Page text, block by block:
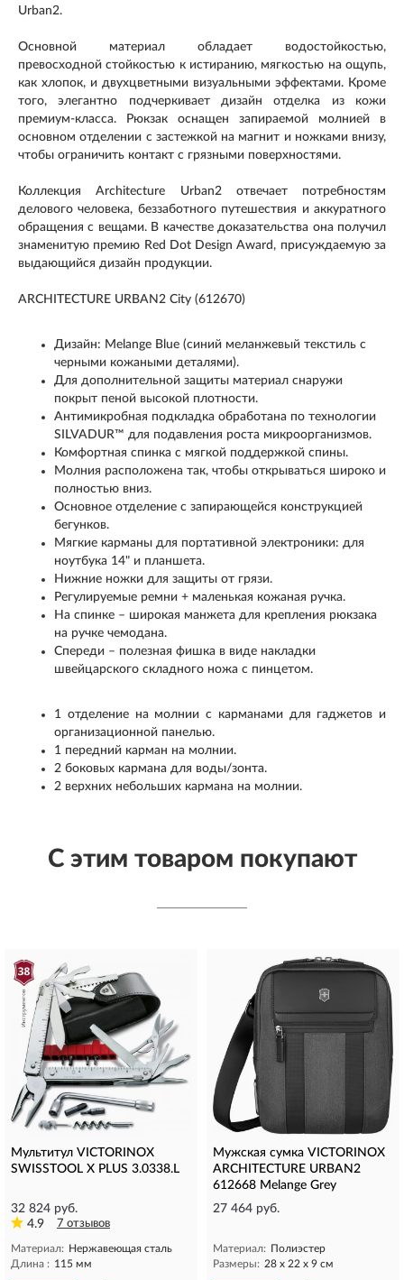
Urban2.
Основной материал обладает водостойкостью,
превосходной стойкостью к истиранию, мягкостью на ощупь,
как хлопок, и двухцветными визуальными эффектами. Кроме
того, элегантно подчеркивает дизайн отделка из кожи
премиум-класса. Рюкзак оснащен запираемой молнией в
основном отделении с застежкой на магнит и ножками внизу,
чтобы ограничить контакт с грязными поверхностями.
Коллекция Architecture Urban2 отвечает потребностям
делового человека, беззаботного путешествия и аккуратного
обращения с вещами. В качестве доказательства она получил
знаменитую премию Red Dot Design Award, присуждаемую за
выдающийся дизайн продукции.
ARCHITECTURE URBAN2 City (612670)
Дизайн: Melange Blue (синий меланжевый текстиль с
черными кожаными деталями).
Для дополнительной защиты материал снаружи
покрыт пеной высокой плотности.
Антимикробная подкладка обработана по технологии
SILVADUR™ для подавления роста микроорганизмов.
Комфортная спинка с мягкой поддержкой спины.
Молния расположена так, чтобы открываться широко и
полностью вниз.
Основное отделение с запирающейся конструкцией
бегунков.
Мягкие карманы для портативной электроники: для
ноутбука 14" и планшета.
Нижние ножки для защиты от грязи.
Регулируемые ремни + маленькая кожаная ручка.
На спинке – широкая манжета для крепления рюкзака
на ручке чемодана.
Спереди – полезная фишка в виде накладки
швейцарского складного ножа с пинцетом.
1 отделение на молнии с карманами для гаджетов и
организационной панелью.
1 передний карман на молнии.
2 боковых кармана для воды/зонта.
2 верхних небольших кармана на молнии.
С этим товаром покупают
Мультитул VICTORINOX
SWISSTOOL X PLUS 3.0338.L
32 824 руб.
4.9
7 отзывов
Материал: Нержавеющая сталь
Длина : 115 мм
Мужская сумка VICTORINOX
ARCHITECTURE URBAN2
612668 Melange Grey
27 464 руб.
Материал: Полиэстер
Размеры: 28 х 22 х 9 см